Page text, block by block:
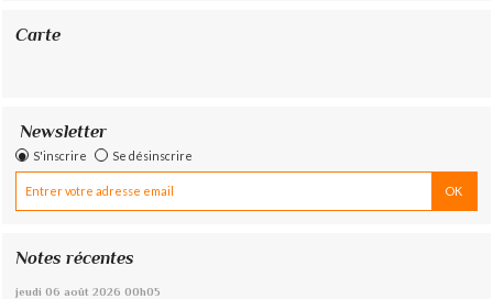
Carte
Newsletter
S'inscrire Se désinscrire
Notes récentes
jeudi 06 août 2026 00h05